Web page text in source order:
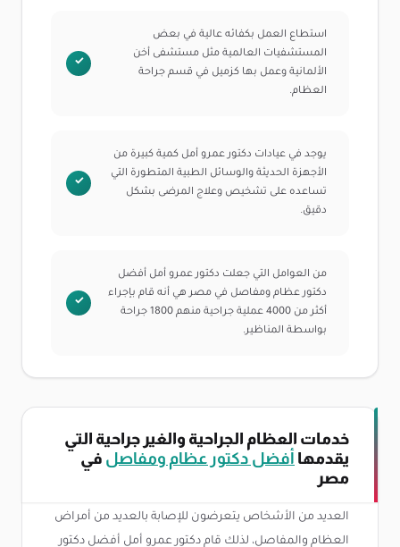
استطاع العمل بكفائه عالية في بعض
المستشفيات العالمية مثل مستشفى أخن
الألمانية وعمل بها كزميل في قسم جراحة
العظام.
يوجد في عيادات دكتور عمرو أمل كمية كبيرة من
الأجهزة الحديثة والوسائل الطبية المتطورة التي
تساعده على تشخيص وعلاج المرضى بشكل
دقيق.
من العوامل التي جعلت دكتور عمرو أمل أفضل
دكتور عظام ومفاصل في مصر هي أنه قام بإجراء
أكثر من 4000 عملية جراحية منهم 1800 جراحة
بواسطة المناظير.
خدمات العظام الجراحية والغير جراحية التي
يقدمها أفضل دكتور عظام ومفاصل في
مصر
العديد من الأشخاص يتعرضون للإصابة بالعديد من أمراض
العظام والمفاصل، لذلك قام دكتور عمرو أمل أفضل دكتور